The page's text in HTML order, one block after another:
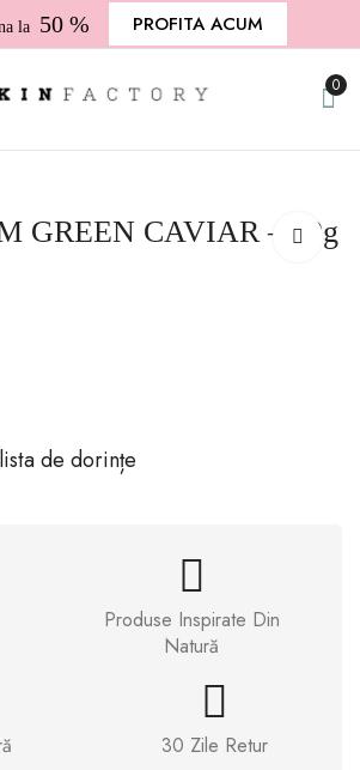
la 50 % PROFITA ACUM
0
GREEN CAVIAR – 50g
de dorințe
Produse Inspirate Din
Natură
30 Zile Retur